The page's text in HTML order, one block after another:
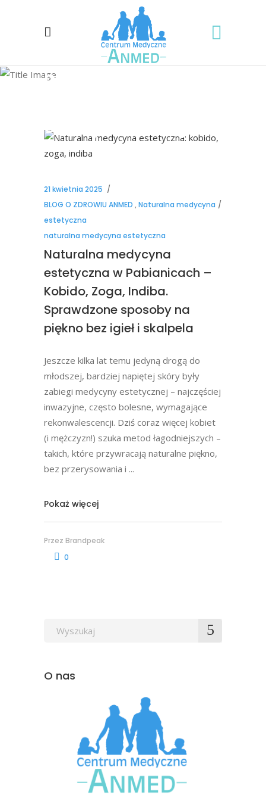
naturalna
estetyczna Tag
21 kwietnia 2025
BLOG O ZDROWIU ANMED ,Naturalna medycyna
estetyczna
naturalna medycyna estetyczna
Naturalna medycyna
estetyczna w Pabianicach –
Kobido, Zoga, Indiba.
Sprawdzone sposoby na
piękno bez igieł i skalpela
Jeszcze kilka lat temu jedyną drogą do
młodszej, bardziej napiętej skóry były
zabiegi medycyny estetycznej – najczęściej
inwazyjne, często bolesne, wymagające
rekonwalescencji. Dziś coraz więcej kobiet
(i mężczyzn!) szuka metod łagodniejszych –
takich, które przywracają naturalne piękno,
bez przerysowania i
Pokaż więcej
Przez Brandpeak
0
Wyszukaj
O nas